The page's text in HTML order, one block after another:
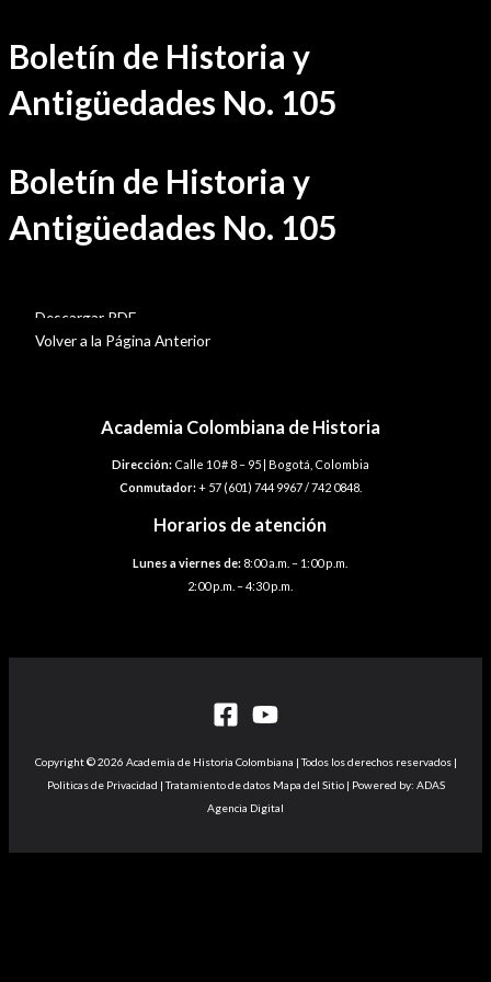
Ir
al
contenido
Boletín de Historia y
Antigüedades No. 105
Boletín de Historia y
Antigüedades No. 105
Descargar PDF
Volver a la Página Anterior
Academia Colombiana de Historia
Dirección:Calle 10 # 8 – 95 | Bogotá, Colombia
Conmutador:+ 57 (601) 744 9967 / 742 0848.
Horarios de atención
Lunes a viernes de: 8:00 a.m. – 1:00 p.m.
2:00 p.m. – 4:30 p.m.
Copyright © 2026 Academia de Historia Colombiana | Todos los derechos reservados |
Politicas de Privacidad | Tratamiento de datos Mapa del Sitio | Powered by: ADAS
Agencia Digital